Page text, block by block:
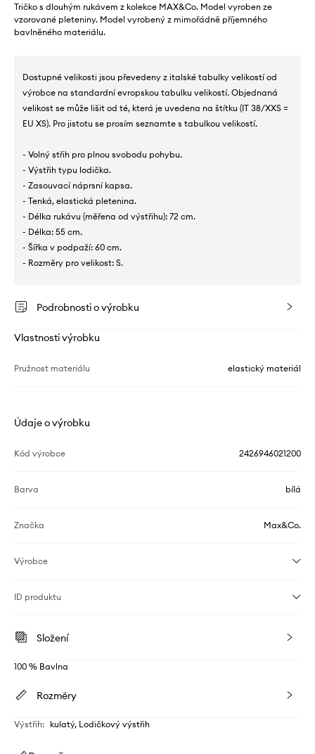
Tričko s dlouhým rukávem z kolekce MAX&Co. Model vyroben ze
vzorované pleteniny. Model vyrobený z mimořádně příjemného
bavlněného materiálu.
Dostupné velikosti jsou převedeny z italské tabulky velikostí od
výrobce na standardní evropskou tabulku velikostí. Objednaná
velikost se může lišit od té, která je uvedena na štítku (IT 38/XXS =
EU XS). Pro jistotu se prosím seznamte s tabulkou velikostí.
- Volný střih pro plnou svobodu pohybu.
- Výstřih typu lodička.
- Zasouvací náprsní kapsa.
- Tenká, elastická pletenina.
- Délka rukávu (měřena od výstřihu): 72 cm.
- Délka: 55 cm.
- Šířka v podpaží: 60 cm.
- Rozměry pro velikost: S.
Podrobnosti o výrobku
Vlastnosti výrobku
Pružnost materiálu elastický materiál
Údaje o výrobku
Kód výrobce 2426946021200
Barva bílá
Značka Max&Co.
Výrobce
ID produktu
Složení
100 % Bavlna
Rozměry
Výstřih: kulatý, Lodičkový výstřih